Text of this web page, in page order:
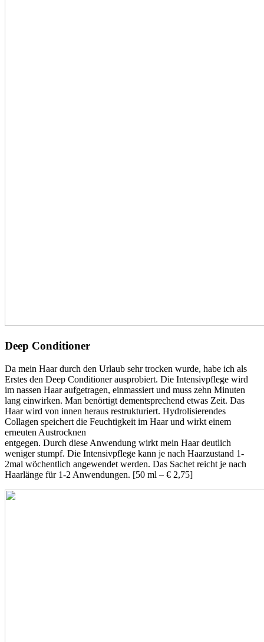
Deep Conditioner
Da mein Haar durch den Urlaub sehr trocken wurde, habe ich als
Erstes den Deep Conditioner ausprobiert. Die Intensivpflege wird
im nassen Haar aufgetragen, einmassiert und muss zehn Minuten
lang einwirken. Man benörtigt dementsprechend etwas Zeit. Das
Haar wird von innen heraus restrukturiert. Hydrolisierendes
Collagen speichert die Feuchtigkeit im Haar und wirkt einem
erneuten Austrocknen
entgegen. Durch diese Anwendung wirkt mein Haar deutlich
weniger stumpf. Die Intensivpflege kann je nach Haarzustand 1-
2mal wöchentlich angewendet werden. Das Sachet reicht je nach
Haarlänge für 1-2 Anwendungen. [50 ml – € 2,75]